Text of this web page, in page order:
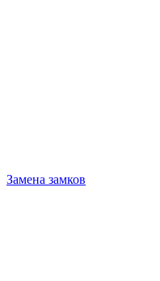
Замена замков